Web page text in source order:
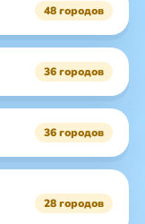
48 городов
36 городов
36 городов
28 городов